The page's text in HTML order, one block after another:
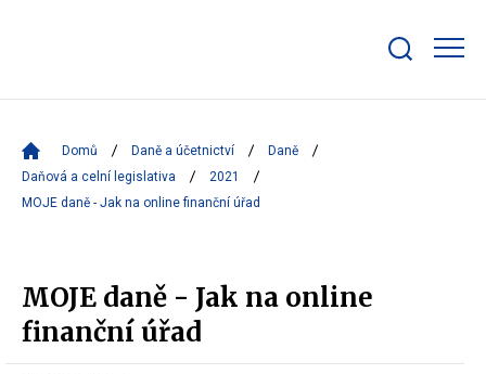
bar
Domů Daně a účetnictví
Daně
Daňová a celní legislativa
2021
MOJE daně - Jak na online finanční úřad
MOJE daně - Jak na online
finanční úřad